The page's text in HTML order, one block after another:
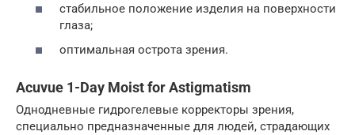
стабильное положение изделия на поверхности
глаза;
оптимальная острота зрения.
Acuvue 1-Day Moist for Astigmatism
Однодневные гидрогелевые корректоры зрения,
специально предназначенные для людей, страдающих